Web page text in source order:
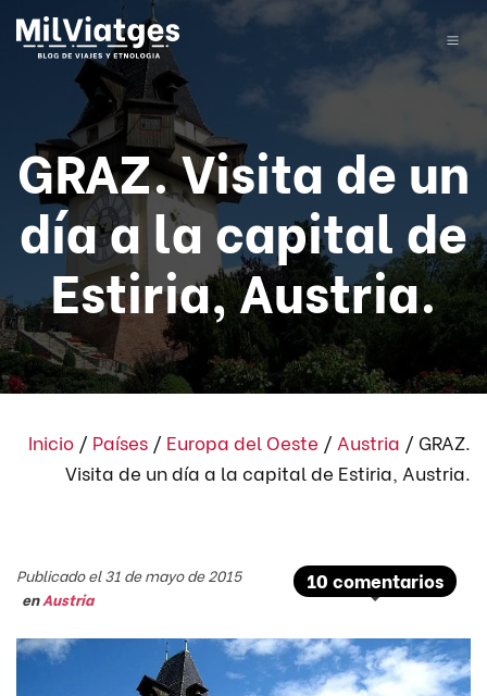
GRAZ. Visita de un
día a la capital de
Estiria, Austria.
Inicio / Países / Europa del Oeste / Austria / GRAZ.
Visita de un día a la capital de Estiria, Austria.
10 comentarios
Publicado el 31 de mayo de 2015
enAustria